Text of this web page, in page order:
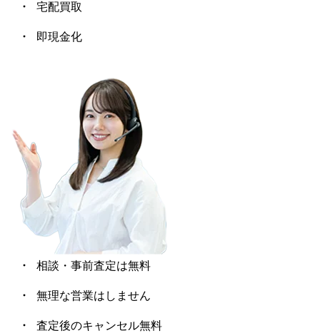
宅配買取
即現金化
相談・事前査定は無料
無理な営業はしません
査定後のキャンセル無料